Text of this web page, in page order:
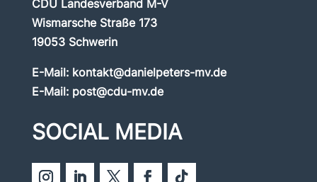
CDU Landesverband M-V
Wismarsche Straße 173
19053 Schwerin
E-Mail: kontakt@danielpeters-mv.de
E-Mail: post@cdu-mv.de
SOCIAL MEDIA